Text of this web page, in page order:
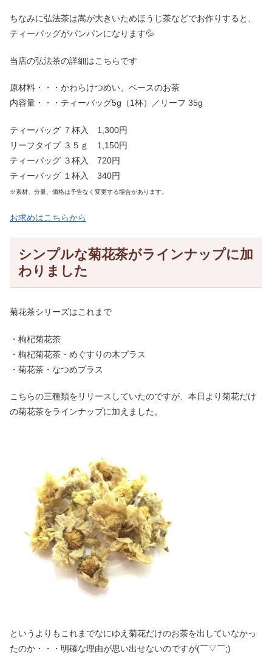
ちなみに弘法茶は嵩が大きいためほうじ茶などでお作りすると、
ティーバッグがパンパンになります💦
当店の弘法茶の詳細はこちらです
原材料・・・かわらけつめい、ベースのお茶
内容量・・・ティーバッグ5g（1杯）／リーフ 35g
ティーバッグ ７杯入 1,300円
リーフタイプ ３５ｇ 1,150円
ティーバッグ ３杯入 720円
ティーバッグ １杯入 340円
※素材、分量、価格は予告なく変更する場合があります。
お求めはこちらから
シンプルな菊花茶がラインナップに加
わりました
菊花茶シリーズはこれまで
・枸杞菊花茶
・枸杞菊花茶・めぐすりの木プラス
・菊花茶・なつめプラス
こちらの三種類をリリースしていたのですが、本日より菊花だけ
の菊花茶をラインナップに加えました。
というよりもこれまでなにゆえ菊花だけのお茶を出していなかっ
たのか・・・明確な理由が思い出せないのですが(￣▽￣;)